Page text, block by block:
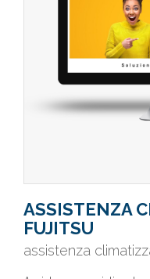
ASSISTENZA
FUJITSU
assistenza